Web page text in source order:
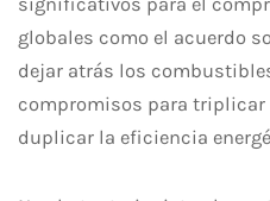
globales como el acuerdo
dejar atrás los
compromisos para triplicar
duplicar la eficiencia